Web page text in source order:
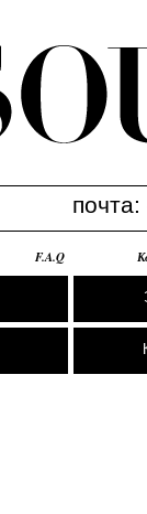
почта:
F.A.Q